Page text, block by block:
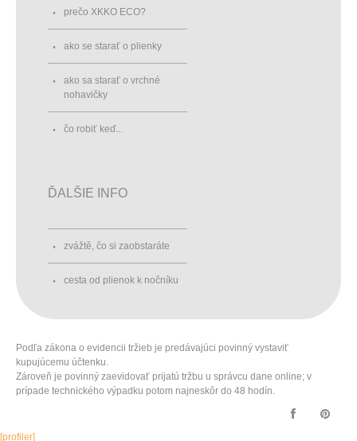
prečo XKKO ECO?
ako se starať o plienky
ako sa starať o vrchné
nohavičky
čo robiť keď...
ĎALŠIE INFO
zvážtě, čo si zaobstaráte
cesta od plienok k nočníku
Podľa zákona o evidencii tržieb je predávajúci povinný vystaviť
kupujúcemu účtenku.
Zároveň je povinný zaevidovať prijatú tržbu u správcu dane online; v
prípade technického výpadku potom najneskôr do 48 hodín.
[profiler]